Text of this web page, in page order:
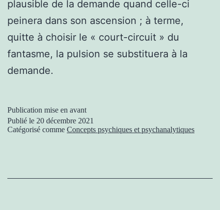
plausible de la demande quand celle-ci
peinera dans son ascension ; à terme,
quitte à choisir le « court-circuit » du
fantasme, la pulsion se substituera à la
demande.
Publication mise en avant
Publié le 20 décembre 2021
Catégorisé comme Concepts psychiques et psychanalytiques